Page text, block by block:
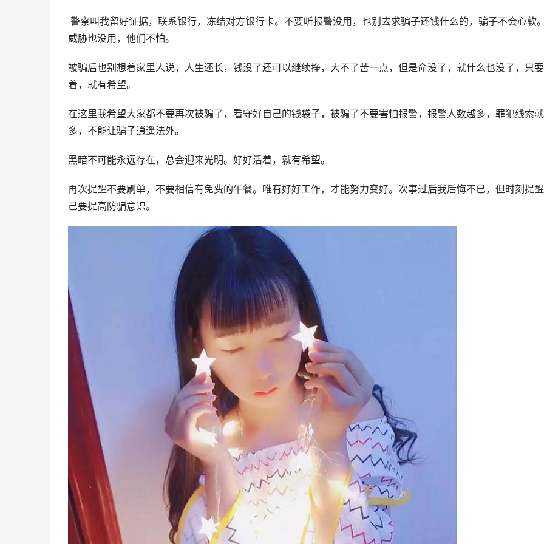
威胁也没用，他们不怕。
被骗后也别想着家里人说，人生还长，钱没了还可以继续挣，大不了苦一点，但是命没了，就什么也没了，只
着，就有希望。
在这里我希望大家都不要再次被骗了，看守好自己的钱袋子，被骗了不要害怕报警，报警人数越多，罪犯线索
多，不能让骗子逍遥法外。
黑暗不可能永远存在，总会迎来光明。好好活着，就有希望。
再次提醒不要刷单，不要相信有免费的午餐。唯有好好工作，才能努力变好。次事过后我后悔不已，但时刻提
己要提高防骗意识。